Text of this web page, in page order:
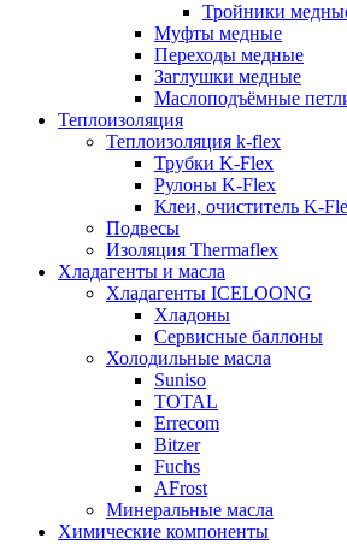
Тройники
Муфты медные
Переходы медные
Заглушки медные
Маслоподъёмные
Теплоизоляция
Теплоизоляция k-flex
Трубки K-Flex
Рулоны K-Flex
Клеи, очиститель K-
Подвесы
Изоляция Thermaflex
Хладагенты и масла
Хладагенты ICELOONG
Хладоны
Сервисные баллоны
Холодильные масла
Suniso
TOTAL
Errecom
Bitzer
Fuchs
AFrost
Минеральные масла
Химические компоненты